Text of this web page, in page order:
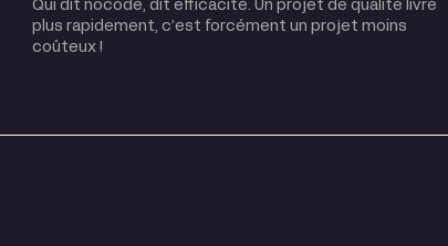
Qui dit nocode, dit efficacité. Un projet de qualité livré
plus rapidement, c’est forcément un projet moins
coûteux !